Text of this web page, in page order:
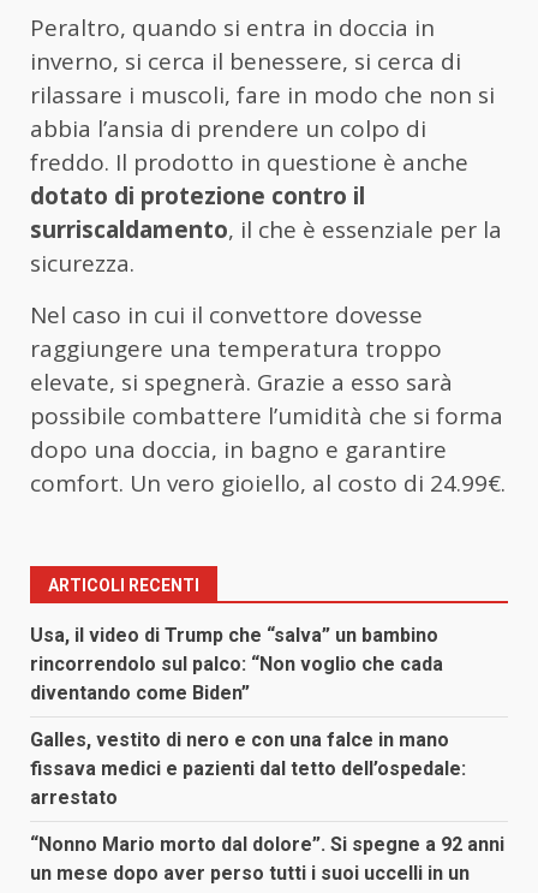
Peraltro, quando si entra in doccia in
inverno, si cerca il benessere, si cerca di
rilassare i muscoli, fare in modo che non si
abbia l’ansia di prendere un colpo di
freddo. Il prodotto in questione è anche
dotato di protezione contro il
surriscaldamento, il che è essenziale per la
sicurezza.
Nel caso in cui il convettore dovesse
raggiungere una temperatura troppo
elevate, si spegnerà. Grazie a esso sarà
possibile combattere l’umidità che si forma
dopo una doccia, in bagno e garantire
comfort. Un vero gioiello, al costo di 24.99€.
ARTICOLI RECENTI
Usa, il video di Trump che “salva” un bambino
rincorrendolo sul palco: “Non voglio che cada
diventando come Biden”
Galles, vestito di nero e con una falce in mano
fissava medici e pazienti dal tetto dell’ospedale:
arrestato
“Nonno Mario morto dal dolore”. Si spegne a 92 anni
un mese dopo aver perso tutti i suoi uccelli in un